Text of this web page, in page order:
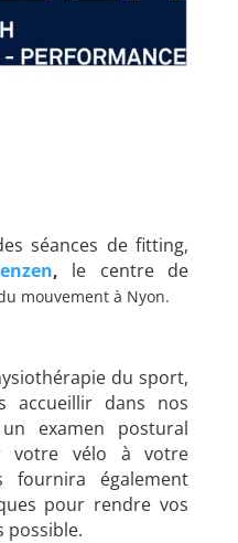
séances de fitting,
, le centre de
mouvement à Nyon.
du sport,
accueillir dans nos
examen postural
votre vélo à votre
fournira également
pour rendre vos
possible.